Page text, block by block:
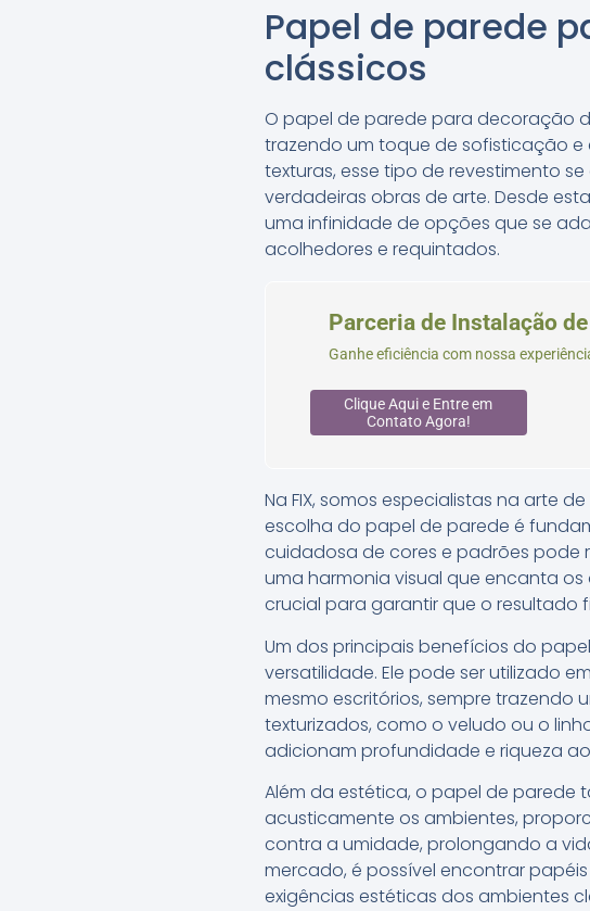
Papel de parede
clássicos
O papel de parede para decoração
trazendo um toque de sofisticação
texturas, esse tipo de revestimento
verdadeiras obras de arte. Desde
uma infinidade de opções que se
acolhedores e requintados.
Parceria de Instalação
Ganhe eficiência com nossa
Clique Aqui e Entre em
Contato Agora!
Na FIX, somos especialistas na arte
escolha do papel de parede é
cuidadosa de cores e padrões pode
uma harmonia visual que encanta
crucial para garantir que o resultado
Um dos principais benefícios do
versatilidade. Ele pode ser utilizado
mesmo escritórios, sempre
texturizados, como o veludo ou o
adicionam profundidade e riqueza
Além da estética, o papel de parede
acusticamente os ambientes,
contra a umidade, prolongando a
mercado, é possível encontrar
exigências estéticas dos ambientes